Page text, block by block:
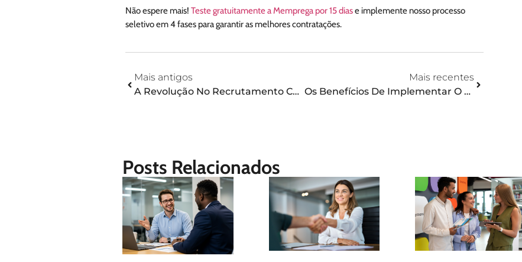
Não espere mais! Teste gratuitamente a Memprega por 15 diase implemente nosso processo
seletivo em 4 fases para garantir as melhores contratações.
Mais antigos
A Revolução No Recrutamento Com O Método CCQ
Mais recentes
Os Benefícios De Implementar O Método CCQ No Recrutamento
Posts Relacionados